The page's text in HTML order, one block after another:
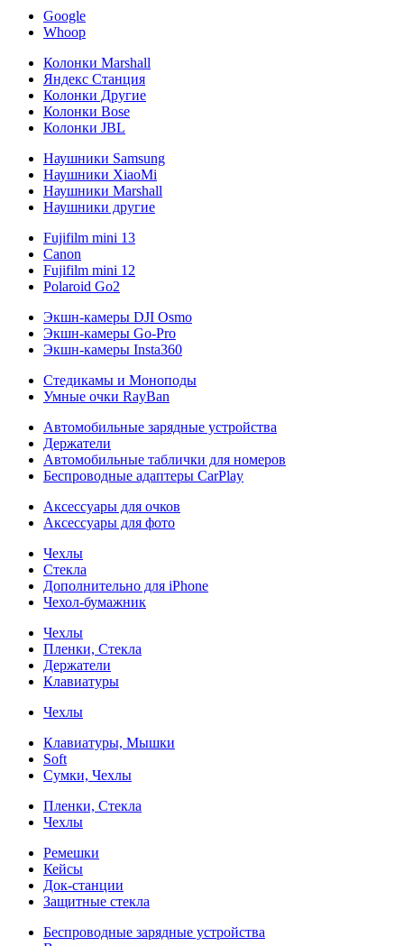
Google
Whoop
Колонки Marshall
Яндекс Станция
Колонки Другие
Колонки Bose
Колонки JBL
Наушники Samsung
Наушники XiaoMi
Наушники Marshall
Наушники другие
Fujifilm mini 13
Canon
Fujifilm mini 12
Polaroid Go2
Экшн-камеры DJI Osmo
Экшн-камеры Go-Pro
Экшн-камеры Insta360
Стедикамы и Моноподы
Умные очки RayBan
Автомобильные зарядные устройства
Держатели
Автомобильные таблички для номеров
Беспроводные адаптеры CarPlay
Аксессуары для очков
Аксессуары для фото
Чехлы
Стекла
Дополнительно для iPhone
Чехол-бумажник
Чехлы
Пленки, Стекла
Держатели
Клавиатуры
Чехлы
Клавиатуры, Мышки
Soft
Сумки, Чехлы
Пленки, Стекла
Чехлы
Ремешки
Кейсы
Док-станции
Защитные стекла
Беспроводные зарядные устройства